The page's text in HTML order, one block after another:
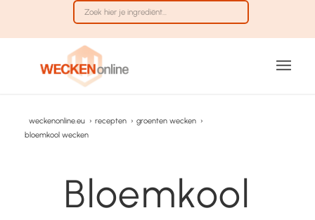
weckenonline.eu › recepten › groenten wecken ›
bloemkool wecken
Bloemkool